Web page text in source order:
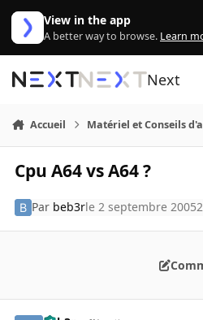
Aller au contenu
View in the app
A better way to browse. Learn
Next
Accueil Matériel et Conseils
Cpu A64 vs A64 ?
Par beb3rle 2 septembre 2005